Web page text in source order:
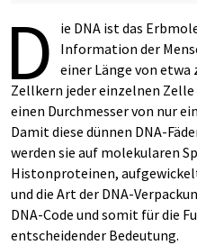
D
ie DNA ist das
Information der
einer Länge von
Zellkern jeder einzelnen
einen Durchmesser von nur
Damit diese dünnen DNA-
werden sie auf molekularen
Histonproteinen,
und die Art der DNA-
DNA-Code und somit für die
entscheidender Bedeutung.